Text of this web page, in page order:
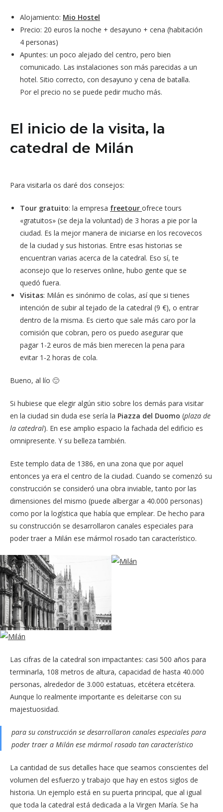
Alojamiento: Mio Hostel
Precio: 20 euros la noche + desayuno + cena (habitación
4 personas)
Apuntes: un poco alejado del centro, pero bien
comunicado. Las instalaciones son más parecidas a un
hotel. Sitio correcto, con desayuno y cena de batalla.
Por el precio no se puede pedir mucho más.
El inicio de la visita, la
catedral de Milán
Para visitarla os daré dos consejos:
Tour gratuito: la empresa freetour ofrece tours
«gratuitos» (se deja la voluntad) de 3 horas a pie por la
ciudad. Es la mejor manera de iniciarse en los recovecos
de la ciudad y sus historias. Entre esas historias se
encuentran varias acerca de la catedral. Eso sí, te
aconsejo que lo reserves online, hubo gente que se
quedó fuera.
Visitas: Milán es sinónimo de colas, así que si tienes
intención de subir al tejado de la catedral (9 €), o entrar
dentro de la misma. Es cierto que sale más caro por la
comisión que cobran, pero os puedo asegurar que
pagar 1-2 euros de más bien merecen la pena para
evitar 1-2 horas de cola.
Bueno, al lío 🙂
Si hubiese que elegir algún sitio sobre los demás para visitar
en la ciudad sin duda ese sería la Piazza del Duomo (plaza de
la catedral). En ese amplio espacio la fachada del edificio es
omnipresente. Y su belleza también.
Este templo data de 1386, en una zona que por aquel
entonces ya era el centro de la ciudad. Cuando se comenzó su
construcción se consideró una obra inviable, tanto por las
dimensiones del mismo (puede albergar a 40.000 personas)
como por la logística que había que emplear. De hecho para
su construcción se desarrollaron canales especiales para
poder traer a Milán ese mármol rosado tan característico.
Las cifras de la catedral son impactantes: casi 500 años para
terminarla, 108 metros de altura, capacidad de hasta 40.000
personas, alrededor de 3.000 estatuas, etcétera etcétera.
Aunque lo realmente importante es deleitarse con su
majestuosidad.
para su construcción se desarrollaron canales especiales para
poder traer a Milán ese mármol rosado tan característico
La cantidad de sus detalles hace que seamos conscientes del
volumen del esfuerzo y trabajo que hay en estos siglos de
historia. Un ejemplo está en su puerta principal, que al igual
que toda la catedral está dedicada a la Virgen María. Se ha